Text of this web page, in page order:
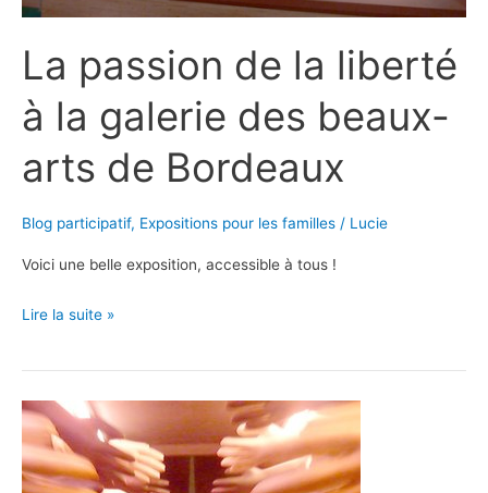
La passion de la liberté
à la galerie des beaux-
arts de Bordeaux
Blog participatif, Expositions pour les familles / Lucie
Voici une belle exposition, accessible à tous !
La
de
liberté
à
la
Lire la suite »